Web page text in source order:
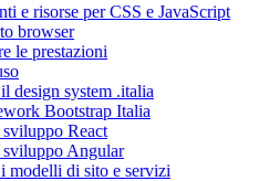
e risorse per CSS e JavaScript
browser
le prestazioni
design system .italia
Bootstrap Italia
React
Angular
modelli di sito e servizi